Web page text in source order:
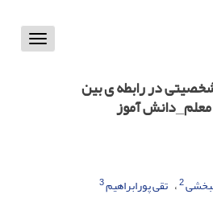
Toggle
در رابطه ی بین
آموز
2 تقی پورابراهیم3